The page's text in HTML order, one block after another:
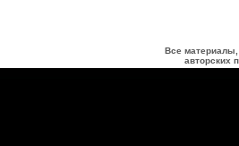
Все материалы,
авторских